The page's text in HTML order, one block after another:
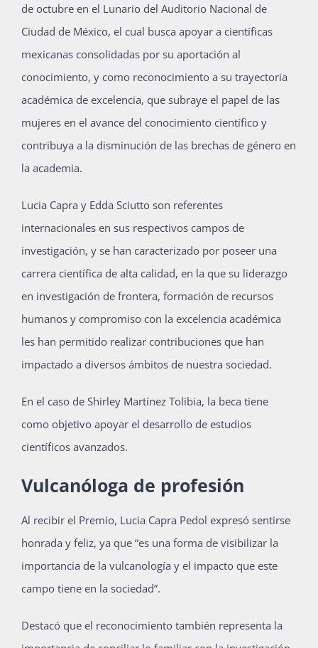
de octubre en el Lunario del Auditorio Nacional de
Ciudad de México, el cual busca apoyar a científicas
mexicanas consolidadas por su aportación al
conocimiento, y como reconocimiento a su trayectoria
académica de excelencia, que subraye el papel de las
mujeres en el avance del conocimiento científico y
contribuya a la disminución de las brechas de género en
la academia.
Lucia Capra y Edda Sciutto son referentes
internacionales en sus respectivos campos de
investigación, y se han caracterizado por poseer una
carrera científica de alta calidad, en la que su liderazgo
en investigación de frontera, formación de recursos
humanos y compromiso con la excelencia académica
les han permitido realizar contribuciones que han
impactado a diversos ámbitos de nuestra sociedad.
En el caso de Shirley Martínez Tolibia, la beca tiene
como objetivo apoyar el desarrollo de estudios
científicos avanzados.
Vulcanóloga de profesión
Al recibir el Premio, Lucia Capra Pedol expresó sentirse
honrada y feliz, ya que “es una forma de visibilizar la
importancia de la vulcanología y el impacto que este
campo tiene en la sociedad”.
Destacó que el reconocimiento también representa la